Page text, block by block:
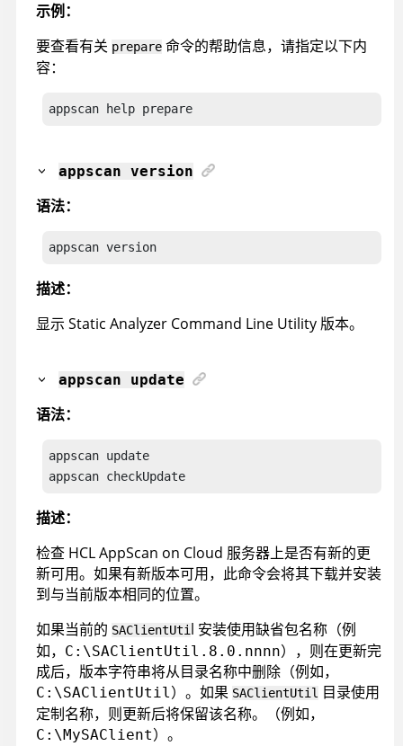
示例：
要查看有关 prepare 命令的帮助信息，请指定以下内
容：
appscan help prepare
appscan version
语法：
appscan version
描述：
显示 Static Analyzer Command Line Utility 版本。
appscan update
语法：
appscan
appscan checkUpdate
描述：
检查 HCL AppScan on Cloud 服务器上是否有新的更
新可用。如果有新版本可用，此命令会将其下载并安装
到与当前版本相同的位置。
如果当前的 SAClientUtil 安装使用缺省包名称（例
如， C:\SAClientUtil.8.0.nnnn），则在更新完
成后，版本字符串将从目录名称中删除（例如，
C:\SAClientUtil）。如果 SAClientUtil 目录使用
定制名称，则更新后将保留该名称。（例如，
C:\MySAClient）。